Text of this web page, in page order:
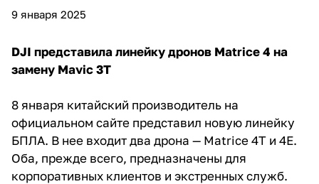
9 января 2025
DJI представила линейку дронов Matrice 4 на
замену Mavic 3T
8 января китайский производитель на
официальном сайте представил новую линейку
БПЛА. В нее входит два дрона — Matrice 4T и 4E.
Оба, прежде всего, предназначены для
корпоративных клиентов и экстренных служб.